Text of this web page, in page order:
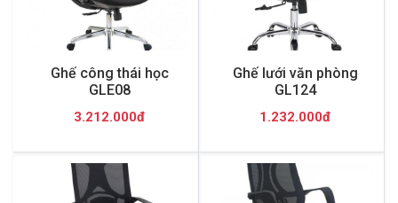
Ghế công thái học
GLE08
3.212.000đ
Ghế lưới văn phòng
GL124
1.232.000đ